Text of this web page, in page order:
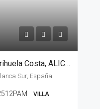
Villa de 4 dormitorios en Orihuela Costa, ALICANTE
Sur, España
VILLA